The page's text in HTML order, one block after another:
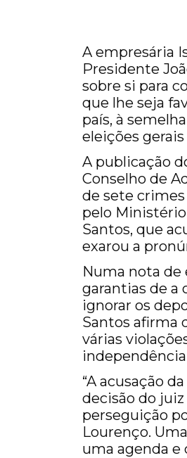
A empresária
Presidente
sobre si para
que lhe seja
país, à
eleições gerais
A publicação
Conselho de
de sete
pelo
Santos, que
exarou a
Numa nota de
garantias de a
ignorar os
Santos afirma
várias
“A acusação
decisão do
perseguição
Lourenço.
uma agenda e